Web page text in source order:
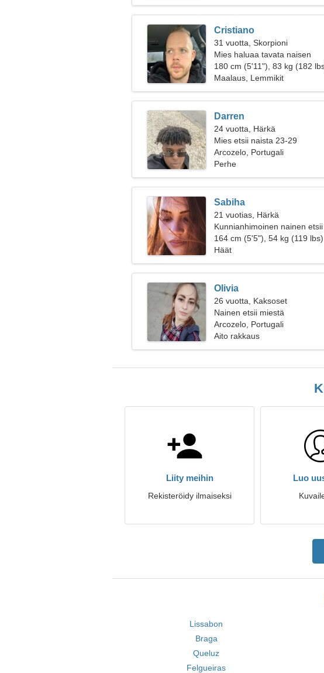
Cristiano
31 vuotta, Skorpioni
Mies haluaa tavata naisen
180 cm (5'11"), 83 kg (182
Maalaus, Lemmikit
Darren
24 vuotta, Härkä
Mies etsii naista 23-29
Arcozelo, Portugali
Perhe
Sabiha
21 vuotias, Härkä
Kunnianhimoinen nainen
164 cm (5'5"), 54 kg (119 lbs)
Häät
Olivia
26 vuotta, Kaksoset
Nainen etsii miestä
Arcozelo, Portugali
Aito rakkaus
Liity meihin
Rekisteröidy ilmaiseksi
Luo
Lissabon
Braga
Queluz
Felgueiras